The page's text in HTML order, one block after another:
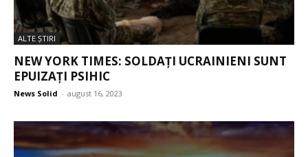
ALTE ŞTIRI
NEW YORK TIMES: SOLDAȚI UCRAINIENI SUNT
EPUIZAȚI PSIHIC
News Solid - august 16, 2023